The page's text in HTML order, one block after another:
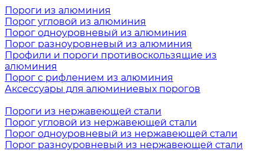
Пороги из алюминия
Порог угловой из алюминия
Порог одноуровневый из алюминия
Порог разноуровневый из алюминия
Профили и пороги противоскользящие из
алюминия
Порог с рифлением из алюминия
Аксессуары для алюминиевых порогов
Пороги из нержавеющей стали
Порог угловой из нержавеющей стали
Порог одноуровневый из нержавеющей стали
Порог разноуровневый из нержавеющей стали